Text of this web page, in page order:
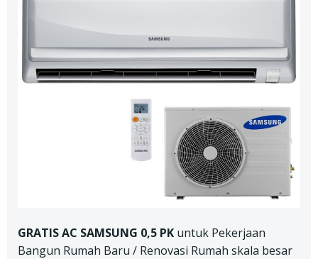
GRATIS AC SAMSUNG 0,5 PK untuk Pekerjaan
Bangun Rumah Baru / Renovasi Rumah skala besar